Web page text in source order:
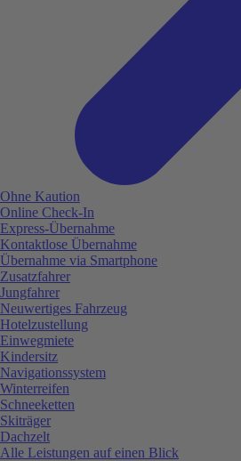
Ohne Kaution
Online Check-In
Express-Übernahme
Kontaktlose Übernahme
Übernahme via Smartphone
Zusatzfahrer
Jungfahrer
Neuwertiges Fahrzeug
Hotelzustellung
Einwegmiete
Kindersitz
Navigationssystem
Winterreifen
Schneeketten
Skiträger
Dachzelt
Alle Leistungen auf einen Blick